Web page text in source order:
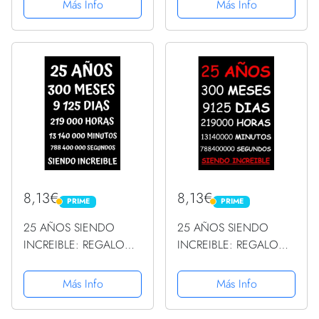
o regalo para músicos.
Tarjeta de regalo para
Más Info
Birthday Globos
Gigantes Negros y
Cartel...
Más Info
8,13€ PRIME
PRIME
25 AÑOS SIENDO
INCREIBLE: REGALO
CHICO CHICA DE 25
AÑOS DE
CUMPLEAÑOS
Más Info
8,13€ PRIME
PRIME
25 AÑOS SIENDO
INCREIBLE: REGALO
HOMBRE O MUJER 25
AÑOS DE
CUMPLEAÑOS
Más Info